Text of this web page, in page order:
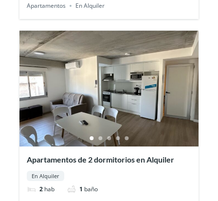
Apartamentos En Alquiler
Apartamentos de 2 dormitorios en Alquiler
En Alquiler
2 hab 1 baño